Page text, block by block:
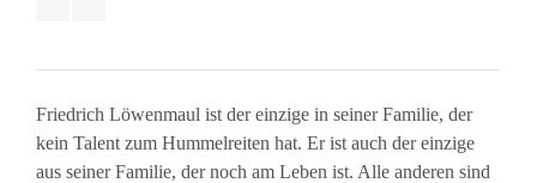
Friedrich Löwenmaul ist der einzige in seiner Familie, der
kein Talent zum Hummelreiten hat. Er ist auch der einzige
aus seiner Familie, der noch am Leben ist. Alle anderen sind